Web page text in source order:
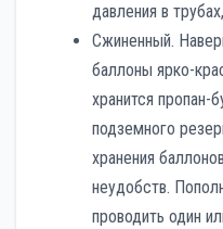
давления в
Сжиненный.
баллоны ярко-
хранится пропан-
подземного
хранения
неудобств.
проводить один